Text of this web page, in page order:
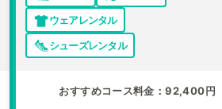
ウェアレンタル
シューズレンタル
おすすめコース料金 92,400円